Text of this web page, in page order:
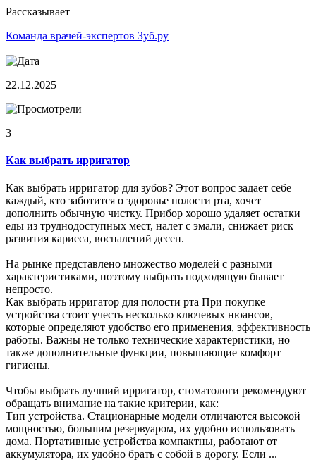
Рассказывает
Команда врачей-экспертов Зуб.ру
22.12.2025
3
Как выбрать ирригатор
Как выбрать ирригатор для зубов? Этот вопрос задает себе
каждый, кто заботится о здоровье полости рта, хочет
дополнить обычную чистку. Прибор хорошо удаляет остатки
еды из труднодоступных мест, налет с эмали, снижает риск
развития кариеса, воспалений десен.
На рынке представлено множество моделей с разными
характеристиками, поэтому выбрать подходящую бывает
непросто.
Как выбрать ирригатор для полости рта При покупке
устройства стоит учесть несколько ключевых нюансов,
которые определяют удобство его применения, эффективность
работы. Важны не только технические характеристики, но
также дополнительные функции, повышающие комфорт
гигиены.
Чтобы выбрать лучший ирригатор, стоматологи рекомендуют
обращать внимание на такие критерии, как:
Тип устройства. Стационарные модели отличаются высокой
мощностью, большим резервуаром, их удобно использовать
дома. Портативные устройства компактны, работают от
аккумулятора, их удобно брать с собой в дорогу. Если ...